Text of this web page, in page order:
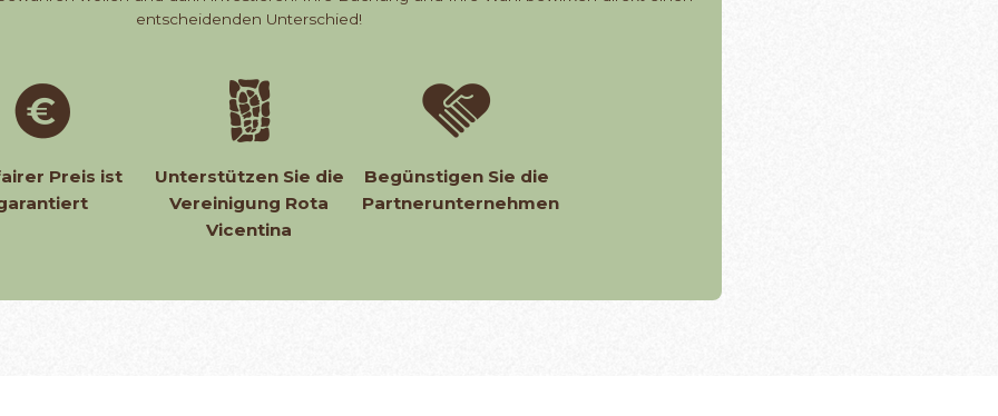
entscheidenden Unterschied!
Preis ist
Unterstützen Sie die
Vereinigung Rota
Vicentina
Begünstigen Sie die
Partnerunternehmen